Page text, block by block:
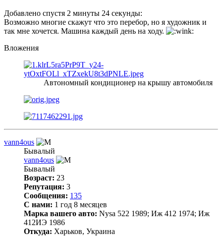
Добавлено спустя 2 минуты 24 секунды:
Возможно многие скажут что это перебор, но я художник и
так мне хочется. Машина каждый день на ходу.
Вложения
Автономный кондиционер на крышу автомобиля
vann4ous
Бывалый
vann4ous
Бывалый
Возраст: 23
Репутация: 3
Сообщения: 135
С нами: 1 год 8 месяцев
Марка вашего авто: Nysa 522 1989; Иж 412 1974; Иж
412ИЭ 1986
Откуда: Харьков, Украина